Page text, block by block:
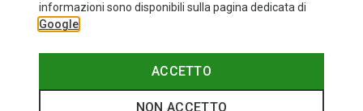
informazioni sono disponibili sulla pagina dedicata di
Google
ACCETTO
NON ACCETTO